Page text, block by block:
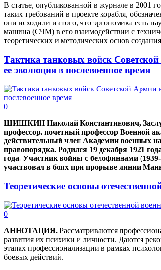
В статье, опубликованной в журнале в 2001
таких требований в проекте корабля,
они исходили из того, что эргономика есть
машина (СЧМ) в его взаимодействии с
теоретических и методических основ
Тактика танковых войск
ее эволюция в послевоенное время
0
ШИШКИН Николай Константинович,
профессор, почетный профессор Военной
действительный член Академии военных
правопорядка. Родился 19 декабря 1921
года. Участник войны с белофиннами
участвовал в боях при прорыве линии
Теоретические основы
0
АННОТАЦИЯ. Рассматриваются
развития их психики и личности. Даются
этапах профессионализации в рамках
боевых действий.